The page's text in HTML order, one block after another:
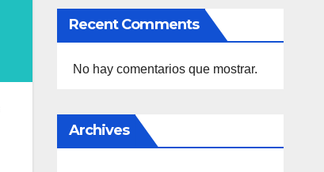
Recent Comments
No hay comentarios que mostrar.
Archives